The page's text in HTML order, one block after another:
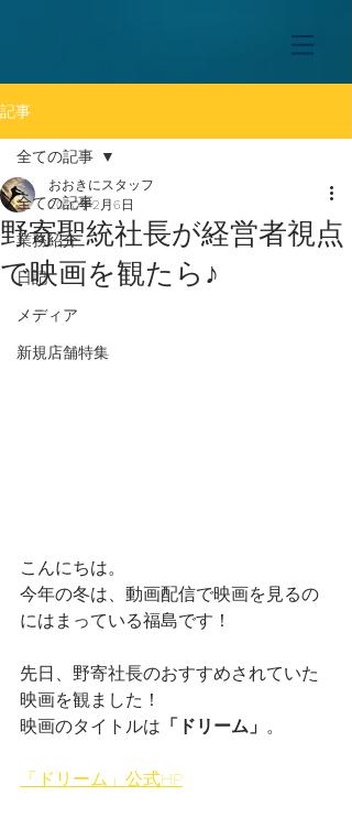
記事
全ての記事
業務紹介
日記
メディア
新規店舗特集
全ての記事
野寄聖統社長が経営者視点
で映画を観たら♪
おおきにスタッフ
2020年2月6日
こんにちは。
今年の冬は、動画配信で映画を見るの
にはまっている福島です！
先日、野寄社長のおすすめされていた
映画を観ました！
映画のタイトルは 「ドリーム」 。
「ドリーム」公式HP